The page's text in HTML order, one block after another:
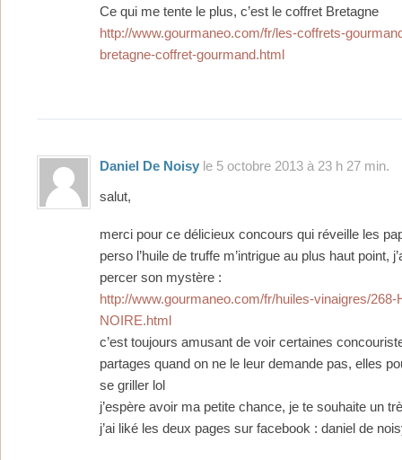
Ce qui me tente le plus, c’est le coffret Bretagne
http://www.gourmaneo.com/fr/les-coffrets-
bretagne-coffret-gourmand.html
Daniel De Noisy le 5 octobre 2013 à 23 h 27 min.
salut,
merci pour ce délicieux concours qui réveille les
perso l’huile de truffe m’intrigue au plus haut point,
percer son mystère :
http://www.gourmaneo.com/fr/huiles-vinaigres/
NOIRE.html
c’est toujours amusant de voir certaines
partages quand on ne le leur demande pas, elles
se griller lol
j’espère avoir ma petite chance, je te souhaite un
j’ai liké les deux pages sur facebook : daniel de